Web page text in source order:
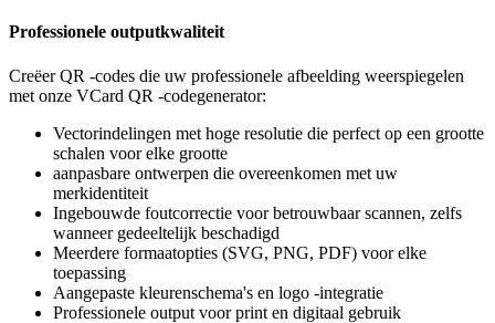
Professionele outputkwaliteit
Creëer QR -codes die uw professionele afbeelding weerspiegelen
met onze VCard QR -codegenerator:
Vectorindelingen met hoge resolutie die perfect op een grootte
schalen voor elke grootte
aanpasbare ontwerpen die overeenkomen met uw
merkidentiteit
Ingebouwde foutcorrectie voor betrouwbaar scannen, zelfs
wanneer gedeeltelijk beschadigd
Meerdere formaatopties (SVG, PNG, PDF) voor elke
toepassing
Aangepaste kleurenschema's en logo -integratie
Professionele output voor print en digitaal gebruik